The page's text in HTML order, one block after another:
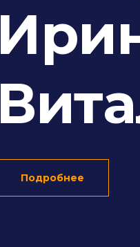
Подробнее